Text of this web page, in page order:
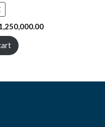
PRODUCT
ON
SALE